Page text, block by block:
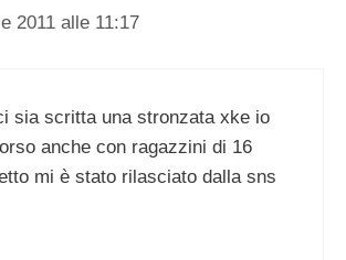
2011 alle 11:17
sia scritta una stronzata xke io
anche con ragazzini di 16
mi è stato rilasciato dalla sns